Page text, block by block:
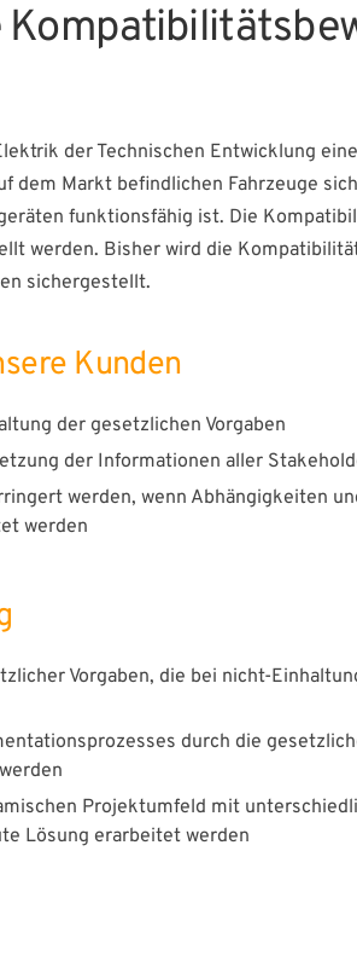
der Technischen Entwicklung
dem Markt befindlichen Fahrzeuge
funktionsfähig ist. Die
werden. Bisher wird die
sichergestellt.
Kunden
der gesetzlichen Vorgaben
der Informationen aller
werden, wenn Abhängigkeiten
werden
Vorgaben, die bei nicht-
durch die
Projektumfeld mit
Lösung erarbeitet werden